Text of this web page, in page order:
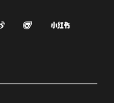
微博 飞猪 小红书